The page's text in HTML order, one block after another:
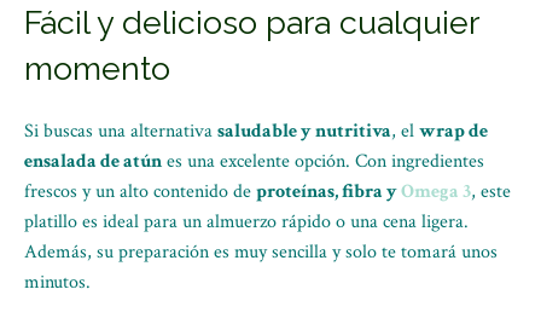
Fácil y delicioso para cualquier
momento
Si buscas una alternativasaludable y nutritiva, elwrap de
ensalada de atúnes una excelente opción. Con ingredientes
frescos y un alto contenido deproteínas, fibra yOmega 3, este
platillo es ideal para un almuerzo rápido o una cena ligera.
Además, su preparación es muy sencilla y solo te tomará unos
minutos.